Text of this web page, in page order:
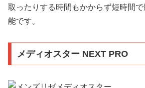
取ったりする時間もかからず短時間
能です。
メディオスター NEXT PRO